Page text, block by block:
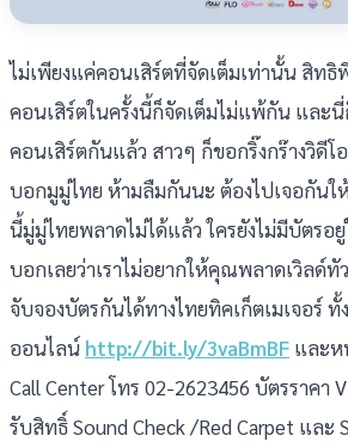
ไม่เพียงแค่คอนเสิร์ตที่จัดเต็มเท่านั้น สิทธิ
คอนเสิร์ตในครั้งนี้ก็จัดเต็มไม่แพ้กัน และนี่
คอนเสิร์ตกันแล้ว สาวๆ ก็ขอกริ๊งกร๊างวิดีโ
บอกมูมู่ไทย ห้ามลืมกันนะ ต้องไปเจอกันใ
นี้มู่มู่ไทยพลาดไม่ได้แล้ว ใครยังไม่มีบัตร
บอกเลยว่าเราไม่อยากให้คุณพลาดเวิลด์ทั
จับจองบัตรกันได้ทางไทยทิคเก็ตเมเจอร์ ทั้ง
ออนไลน์ http://bit.ly/3vaBmBF และห
Call Center โทร 02-2623456 บัตรราคา
รับสิทธิ์ Sound Check /Red Carpet แล